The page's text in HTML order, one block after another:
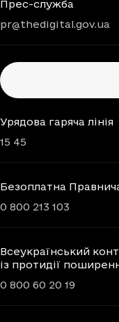
Прес-служба
pr@thedigital.gov.ua
Chatbots
Урядова гаряча лінія
15 45
Безоплатна
0 800 213 103
Всеукраїнський
із протидії
0 800 60 20 19